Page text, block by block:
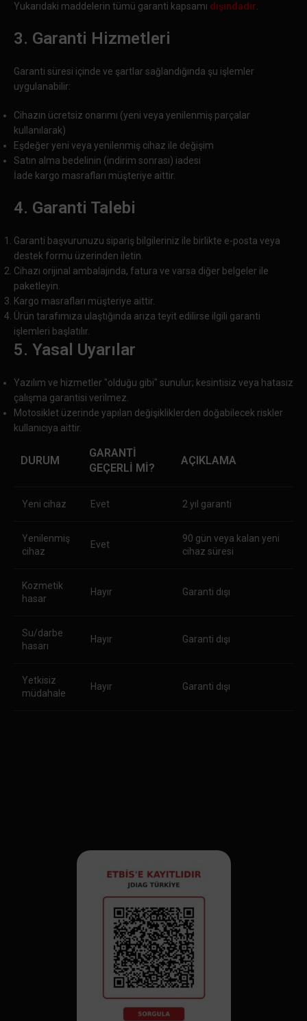
Yukarıdaki maddelerin tümü garanti kapsamı dışındadır
3. Garanti Hizmetleri
Garanti süresi içinde ve şartlar sağlandığında şu işlemler
uygulanabilir:
Cihazın ücretsiz onarımı (yeni veya yenilenmiş parçalar
kullanılarak)
Eşdeğer yeni veya yenilenmiş cihaz ile değişim
Satın alma bedelinin (indirim sonrası) iadesi
İade kargo masrafları müşteriye aittir.
4. Garanti Talebi
Garanti başvurunuzu sipariş bilgileriniz ile birlikte e-posta veya
destek formu üzerinden iletin.
Cihazı orijinal ambalajında, fatura ve varsa diğer belgeler ile
paketleyin.
Kargo masrafları müşteriye aittir.
Ürün tarafımıza ulaştığında arıza teyit edilirse ilgili garanti
işlemleri başlatılır.
5. Yasal Uyarılar
Yazılım ve hizmetler "olduğu gibi" sunulur; kesintisiz veya hatasız
çalışma garantisi verilmez.
Motosiklet üzerinde yapılan değişikliklerden doğabilecek riskler
kullanıcıya aittir.
DURUM
GARANTI
GEÇERLI MI?
AÇIKLAMA
Yeni cihaz Evet 2 yıl garanti
Yenilenmiş
cihaz
Evet
90 gün veya kalan yeni
cihaz süresi
Kozmetik
hasar
Hayır Garanti dışı
Su/darbe
hasarı
Hayır Garanti dışı
Yetkisiz
müdahale
Hayır Garanti dışı